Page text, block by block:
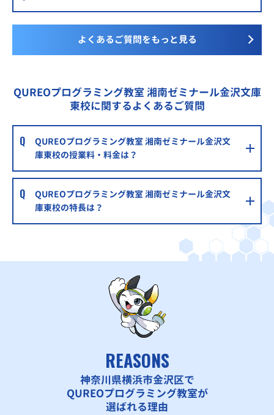
よくあるご質問をもっと見る
QUREOプログラミング教室 湘南ゼミナール金沢文庫
東校に関するよくあるご質問
QUREOプログラミング教室 湘南ゼミナール金沢文
庫東校の授業料・料金は？
QUREOプログラミング教室 湘南ゼミナール金沢文
庫東校の特長は？
REASONS
神奈川県横浜市金沢区で
QUREOプログラミング教室が
選ばれる理由